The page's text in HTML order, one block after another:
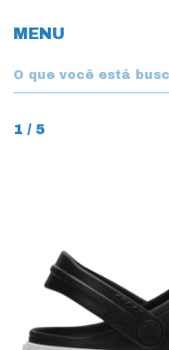
MENU
1 / 5